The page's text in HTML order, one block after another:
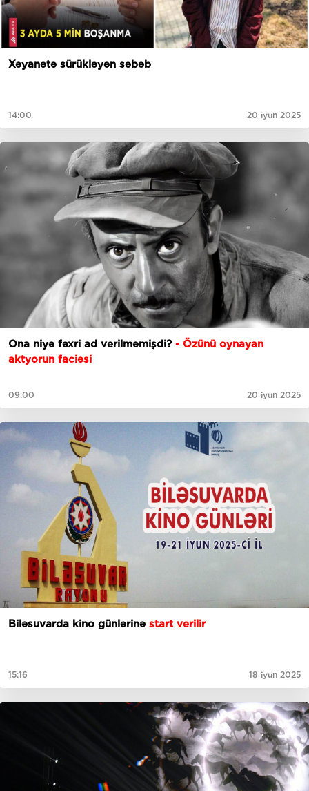
Xəyanətə sürükləyən səbəb
14:00 20 iyun 2025
Ona niyə fəxri ad verilməmişdi? - Özünü oynayan
aktyorun faciəsi
09:00 20 iyun 2025
Biləsuvarda kino günlərinə start verilir
15:16 18 iyun 2025